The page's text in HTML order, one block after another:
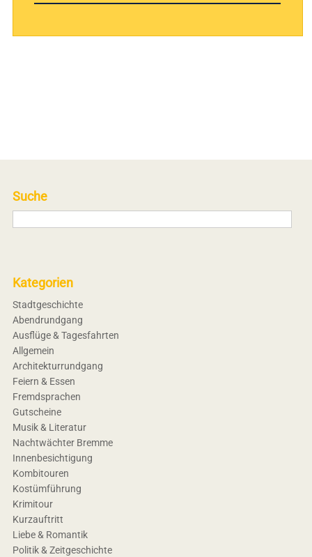
Suche
Kategorien
Stadtgeschichte
Abendrundgang
Ausflüge & Tagesfahrten
Allgemein
Architekturrundgang
Feiern & Essen
Fremdsprachen
Gutscheine
Musik & Literatur
Nachtwächter Bremme
Innenbesichtigung
Kombitouren
Kostümführung
Krimitour
Kurzauftritt
Liebe & Romantik
Politik & Zeitgeschichte